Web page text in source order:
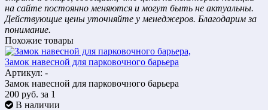
на сайте постоянно меняются и могут быть не актуальны.
Действующие цены уточняйте у менеджеров. Благодарим за
понимание.
Похожие товары
Замок навесной для парковочного барьера
Артикул: -
Замок навесной для парковочного барьера
200 руб. за 1
В наличии